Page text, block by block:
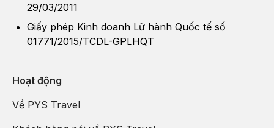
29/03/2011
Giấy phép Kinh doanh Lữ hành Quốc tế số
01771/2015/TCDL-GPLHQT
Hoạt động
Về PYS Travel